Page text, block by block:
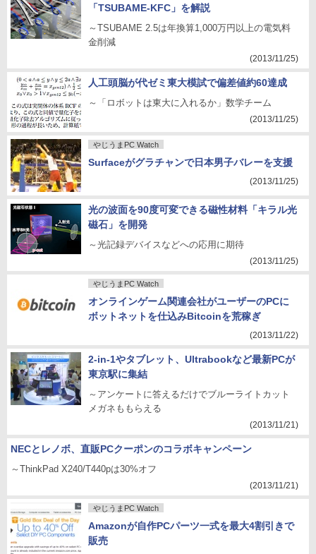
「TSUBAME-KFC」を解説
～TSUBAME 2.5は年換算1,000万円以上の電気料
金削減
(2013/11/25)
人工頭脳が代ゼミ東大模試で偏差値約60達成
～「ロボットは東大に入れるか」数学チーム
(2013/11/25)
やじうまPC Watch
Surfaceがグラチャンで日本男子バレーを支援
(2013/11/25)
光の波面を90度可変できる磁性材料「キラル光
磁石」を開発
～光記録デバイスなどへの応用に期待
(2013/11/25)
やじうまPC Watch
オンラインゲーム関連会社がユーザーのPCに
ボットネットを仕込みBitcoinを荒稼ぎ
(2013/11/22)
2-in-1やタブレット、Ultrabookなど最新PCが
東京駅に集結
～アンケートに答えるだけでブルーライトカット
メガネももらえる
(2013/11/21)
NECとレノボ、直販PCクーポンのコラボキャンペーン
～ThinkPad X240/T440pは30%オフ
(2013/11/21)
やじうまPC Watch
Amazonが自作PCパーツ一式を最大4割引きで
販売